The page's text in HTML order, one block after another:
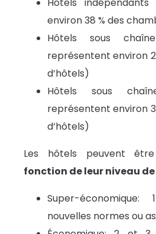
environ 38 % des
Hôtels sous
représentent environ
d’hôtels)
Hôtels sous
représentent environ
d’hôtels)
Les hôtels peuvent
fonction de leur niveau
Super-
nouvelles normes ou